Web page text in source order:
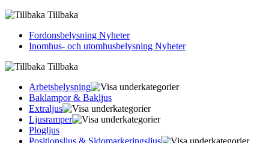
Tillbaka
Fordonsbelysning Nyheter
Inomhus- och utomhusbelysning Nyheter
Tillbaka
Arbetsbelysning
Baklampor & Bakljus
Extraljus
Ljusramper
Plogljus
Positionsljus & Sidomarkerings­ljus